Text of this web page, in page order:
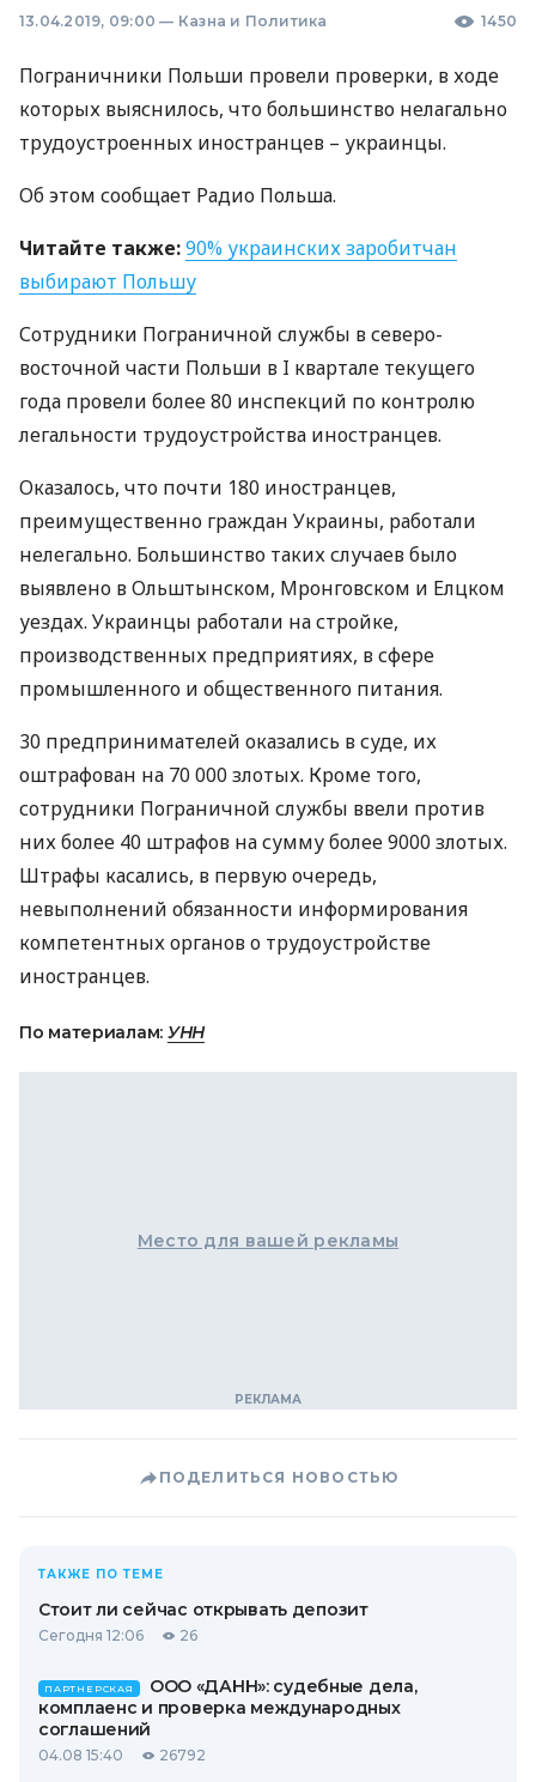
13.04.2019, 09:00 — Казна и Политика 1450
Пограничники Польши провели проверки, в ходе
которых выяснилось, что большинство нелагально
трудоустроенных иностранцев – украинцы.
Об этом сообщает Радио Польша.
Читайте также:90% украинских заробитчан
выбирают Польшу
Сотрудники Пограничной службы в северо-
восточной части Польши в I квартале текущего
года провели более 80 инспекций по контролю
легальности трудоустройства иностранцев.
Оказалось, что почти 180 иностранцев,
преимущественно граждан Украины, работали
нелегально. Большинство таких случаев было
выявлено в Ольштынском, Мронговском и Елцком
уездах. Украинцы работали на стройке,
производственных предприятиях, в сфере
промышленного и общественного питания.
30 предпринимателей оказались в суде, их
оштрафован на 70 000 злотых. Кроме того,
сотрудники Пограничной службы ввели против
них более 40 штрафов на сумму более 9000 злотых.
Штрафы касались, в первую очередь,
невыполнений обязанности информирования
компетентных органов о трудоустройстве
иностранцев.
По материалам: УНН
Место для вашей рекламы
ПОДЕЛИТЬСЯ НОВОСТЬЮ
ТАКЖЕ ПО ТЕМЕ
Стоит ли сейчас открывать депозит
Сегодня 12:06 26
ПАРТНЕРСКАЯ
ООО «ДАНН»: судебные дела,
комплаенс и проверка международных
соглашений
04.08 15:40 26792